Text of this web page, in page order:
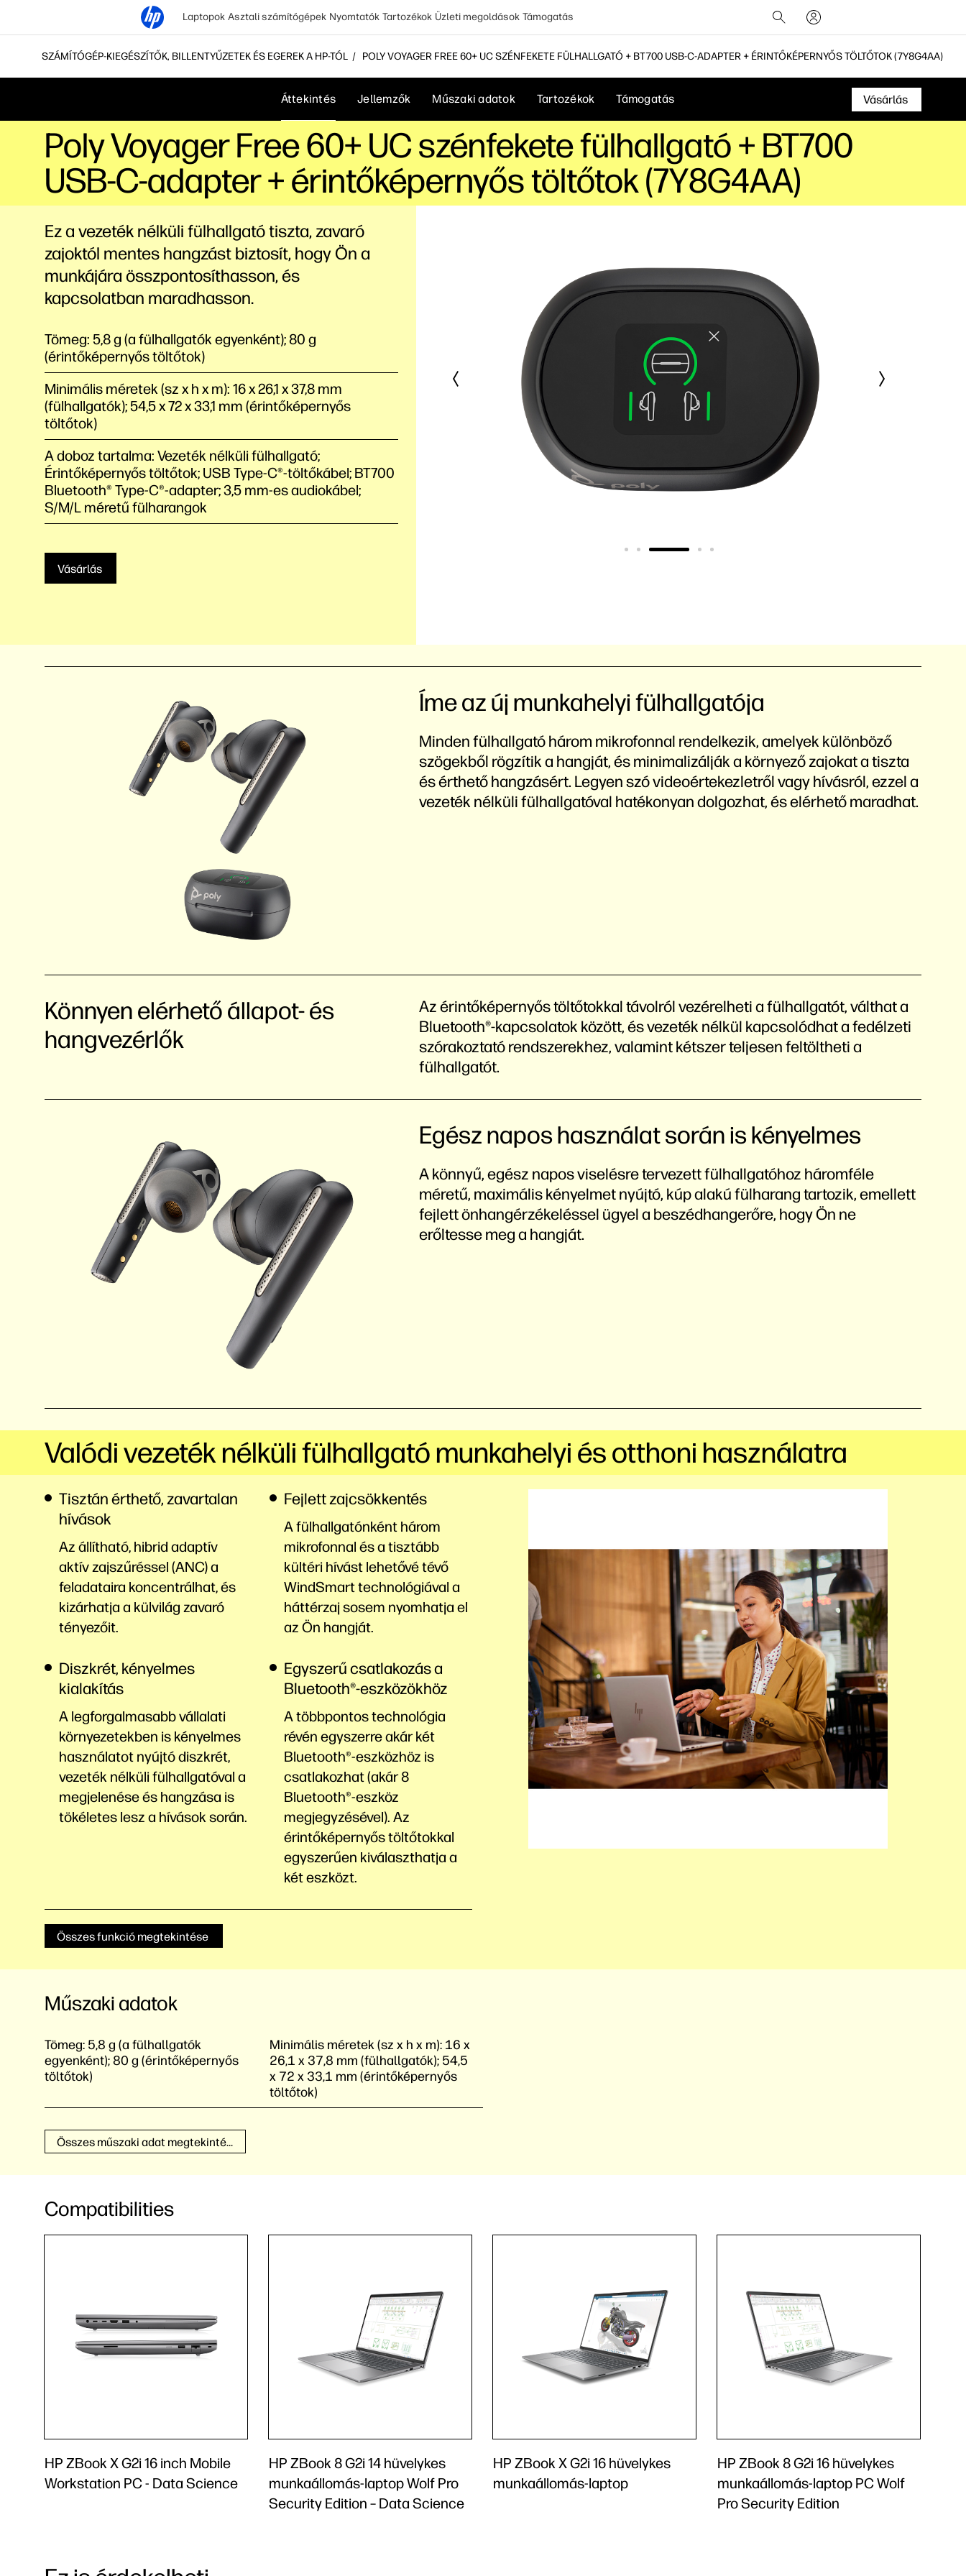
Laptopok Asztali számítógépek Nyomtatók Tartozékok Üzleti megoldások Támogatás
SZÁMÍTÓGÉP-KIEGÉSZÍTŐK, BILLENTYŰZETEK ÉS EGEREK A HP-TÓL POLY VOYAGER FREE 60+ UC SZÉNFEKETE FÜLHALLGATÓ + BT700 USB-C-ADAPTER + ÉRINTŐKÉPERNYŐS TÖLTŐTOK (7Y8G4AA)
Áttekintés Jellemzők Műszaki adatok Tartozékok Támogatás Vásárlás
Poly Voyager Free 60+ UC szénfekete fülhallgató + BT700
USB-C-adapter + érintőképernyős töltőtok (7Y8G4AA)
Ez a vezeték nélküli fülhallgató tiszta, zavaró
zajoktól mentes hangzást biztosít, hogy Ön a
munkájára összpontosíthasson, és
kapcsolatban maradhasson.
Tömeg: 5,8 g (a fülhallgatók egyenként); 80 g
(érintőképernyős töltőtok)
Minimális méretek (sz x h x m): 16 x 26,1 x 37,8 mm
(fülhallgatók); 54,5 x 72 x 33,1 mm (érintőképernyős
töltőtok)
A doboz tartalma: Vezeték nélküli fülhallgató;
Érintőképernyős töltőtok; USB Type-C®-töltőkábel; BT700
Bluetooth® Type-C®-adapter; 3,5 mm-es audiokábel;
S/M/L méretű fülharangok
Vásárlás
Íme az új munkahelyi fülhallgatója
Minden fülhallgató három mikrofonnal rendelkezik, amelyek különböző
szögekből rögzítik a hangját, és minimalizálják a környező zajokat a tiszta
és érthető hangzásért. Legyen szó videoértekezletről vagy hívásról, ezzel a
vezeték nélküli fülhallgatóval hatékonyan dolgozhat, és elérhető maradhat.
Könnyen elérhető állapot- és
hangvezérlők
Az érintőképernyős töltőtokkal távolról vezérelheti a fülhallgatót, válthat a
Bluetooth®-kapcsolatok között, és vezeték nélkül kapcsolódhat a fedélzeti
szórakoztató rendszerekhez, valamint kétszer teljesen feltöltheti a
fülhallgatót.
Egész napos használat során is kényelmes
A könnyű, egész napos viselésre tervezett fülhallgatóhoz háromféle
méretű, maximális kényelmet nyújtó, kúp alakú fülharang tartozik, emellett
fejlett önhangérzékeléssel ügyel a beszédhangerőre, hogy Ön ne
erőltesse meg a hangját.
Valódi vezeték nélküli fülhallgató munkahelyi és otthoni használatra
Tisztán érthető, zavartalan
hívások
Az állítható, hibrid adaptív
aktív zajszűréssel (ANC) a
feladataira koncentrálhat, és
kizárhatja a külvilág zavaró
tényezőit.
Fejlett zajcsökkentés
A fülhallgatónként három
mikrofonnal és a tisztább
kültéri hívást lehetővé tévő
WindSmart technológiával a
háttérzaj sosem nyomhatja el
az Ön hangját.
Diszkrét, kényelmes
kialakítás
A legforgalmasabb vállalati
környezetekben is kényelmes
használatot nyújtó diszkrét,
vezeték nélküli fülhallgatóval a
megjelenése és hangzása is
tökéletes lesz a hívások során.
Egyszerű csatlakozás a
Bluetooth®-eszközökhöz
A többpontos technológia
révén egyszerre akár két
Bluetooth®-eszközhöz is
csatlakozhat (akár 8
Bluetooth®-eszköz
megjegyzésével). Az
érintőképernyős töltőtokkal
egyszerűen kiválaszthatja a
kéteszközt.
Összes funkció megtekintése
Műszaki adatok
Tömeg: 5,8 g (a fülhallgatók
egyenként); 80 g (érintőképernyős
töltőtok)
Minimális méretek (sz x h x m): 16 x
26,1 x 37,8 mm (fülhallgatók); 54,5
x 72 x 33,1 mm (érintőképernyős
töltőtok)
Összes műszaki adat megtekintése
Compatibilities
HP ZBook X G2i 16 inch Mobile
Workstation PC - Data Science
HP ZBook 8 G2i 14 hüvelykes
munkaállomás-laptop Wolf Pro
Security Edition – Data Science
HP ZBook X G2i 16 hüvelykes
munkaállomás-laptop
HP ZBook 8 G2i 16 hüvelykes
munkaállomás-laptop PC Wolf
Pro Security Edition